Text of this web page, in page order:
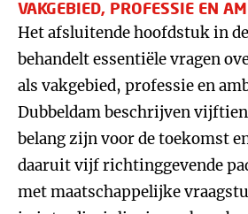
VAKGEBIED, PROFESSIE EN
Het afsluitende hoofdstuk in
behandelt essentiële vragen
als vakgebied, professie en
Dubbeldam beschrijven vijftien
belang zijn voor de toekomst
daaruit vijf richtinggevende
met maatschappelijke